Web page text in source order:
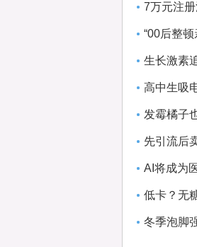
7万元注册
“00后整
生长激素
高中生吸
发霉橘子
先引流后
AI将成为
低卡？无
冬季泡脚